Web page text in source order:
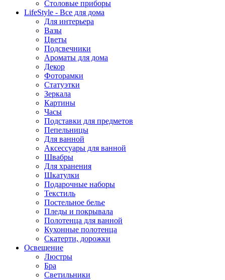
Столовые приборы
LifeStyle - Все для дома
Для интерьера
Вазы
Цветы
Подсвечники
Ароматы для дома
Декор
Фоторамки
Статуэтки
Зеркала
Картины
Часы
Подставки для предметов
Пепельницы
Для ванной
Аксессуары для ванной
Швабры
Для хранения
Шкатулки
Подарочные наборы
Текстиль
Постельное белье
Пледы и покрывала
Полотенца для ванной
Кухонные полотенца
Скатерти, дорожки
Освещение
Люстры
Бра
Светильники